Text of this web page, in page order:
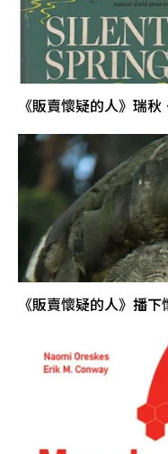
《販賣懷疑的人》瑞
《販賣懷疑的人》播